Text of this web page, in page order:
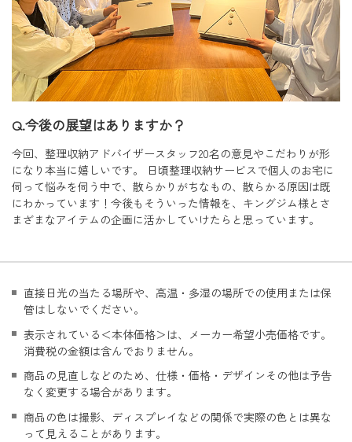
Q.今後の展望はありますか？
今回、整理収納アドバイザースタッフ20名の意見やこだわりが形
になり本当に嬉しいです。 日頃整理収納サービスで個人のお宅に
伺って悩みを伺う中で、散らかりがちなもの、散らかる原因は既
にわかっています！今後もそういった情報を、キングジム様とさ
まざまなアイテムの企画に活かしていけたらと思っています。
直接日光の当たる場所や、高温・多湿の場所での使用または保
管はしないでください。
表示されている＜本体価格＞は、メーカー希望小売価格です。
消費税の金額は含んでおりません。
商品の見直しなどのため、仕様・価格・デザインその他は予告
なく変更する場合があります。
商品の色は撮影、ディスプレイなどの関係で実際の色とは異な
って見えることがあります。